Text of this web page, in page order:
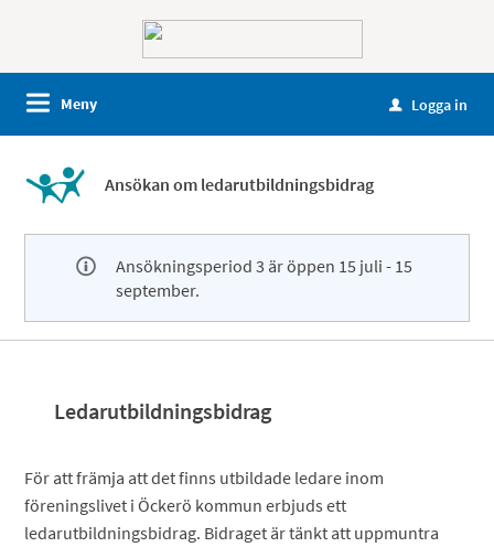
Meny u Logga in
Ansökan om ledarutbildningsbidrag
Ansökningsperiod 3 är öppen 15 juli - 15
september.
Ledarutbildningsbidrag
För att främja att det finns utbildade ledare inom
föreningslivet i Öckerö kommun erbjuds ett
ledarutbildningsbidrag. Bidraget är tänkt att uppmuntra